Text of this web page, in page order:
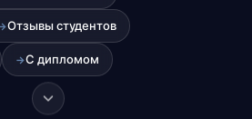
Отзывы студентов
→С дипломом